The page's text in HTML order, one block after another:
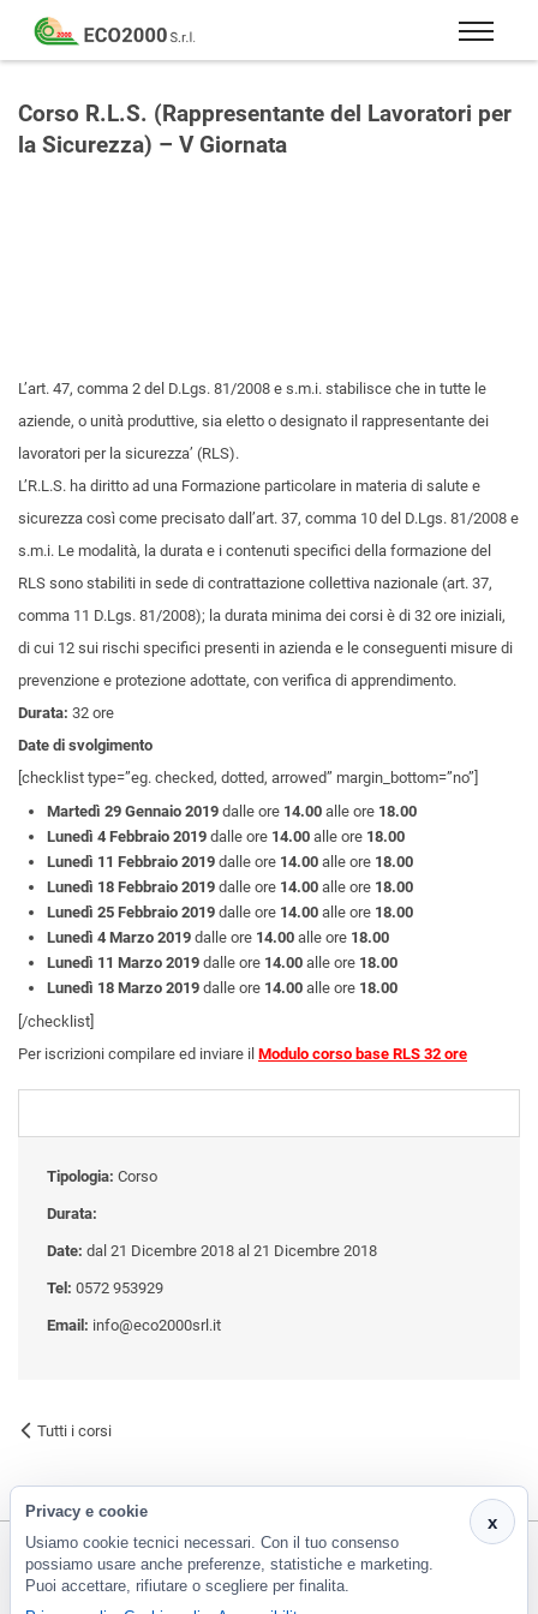
Eco
2000
Formazione
consulenza
per
Corso R.L.S. (Rappresentante del Lavoratori per
la Sicurezza) – V Giornata
L’art. 47, comma 2 del D.Lgs. 81/2008 e s.m.i. stabilisce che in tutte le
aziende, o unità produttive, sia eletto o designato il rappresentante dei
lavoratori per la sicurezza’ (RLS).
L’R.L.S. ha diritto ad una Formazione particolare in materia di salute e
sicurezza così come precisato dall’art. 37, comma 10 del D.Lgs. 81/2008 e
s.m.i. Le modalità, la durata e i contenuti specifici della formazione del
RLS sono stabiliti in sede di contrattazione collettiva nazionale (art. 37,
comma 11 D.Lgs. 81/2008); la durata minima dei corsi è di 32 ore iniziali,
di cui 12 sui rischi specifici presenti in azienda e le conseguenti misure di
prevenzione e protezione adottate, con verifica di apprendimento.
Durata: 32 ore
Date di svolgimento
[checklist type=”eg. checked, dotted, arrowed” margin_bottom=”no”]
Martedì 29 Gennaio 2019 dalle ore 14.00 alle ore 18.00
Lunedì 4 Febbraio 2019 dalle ore 14.00 alle ore 18.00
Lunedì 11 Febbraio 2019 dalle ore 14.00 alle ore 18.00
Lunedì 18 Febbraio 2019 dalle ore 14.00 alle ore 18.00
Lunedì 25 Febbraio 2019 dalle ore 14.00 alle ore 18.00
Lunedì 4 Marzo 2019 dalle ore 14.00 alle ore 18.00
Lunedì 11 Marzo 2019 dalle ore 14.00 alle ore 18.00
Lunedì 18 Marzo 2019 dalle ore 14.00 alle ore 18.00
[/checklist]
Per iscrizioni compilare ed inviare il Modulo corso base RLS 32 ore
Tipologia: Corso
Durata:
Date: dal 21 Dicembre 2018 al 21 Dicembre 2018
Tel: 0572 953929
Email: info@eco2000srl.it
Tutti i corsi
CF e P.Iva 01266420478 - REA: PT-188663 | Via Risorgimento, 548 - Monsummano Terme (PT) | 0572
x
Privacy e cookie
Usiamo cookie tecnici necessari. Con il tuo consenso
possiamo usare anche preferenze, statistiche e marketing.
Puoi accettare, rifiutare o scegliere per finalita.